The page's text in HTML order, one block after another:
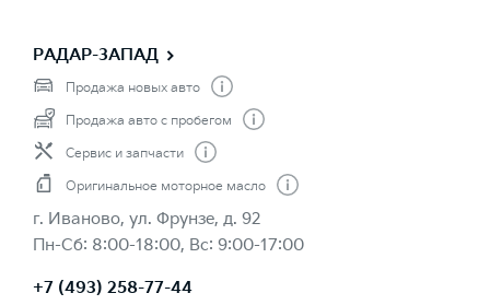
РАДАР-ЗАПАД
Продажа новых авто
Продажа авто с пробегом
Сервис и запчасти
Оригинальное моторное масло
г. Иваново, ул. Фрунзе, д. 92
Пн-Сб: 8:00-18:00, Вс: 9:00-17:00
+7 (493) 258-77-44